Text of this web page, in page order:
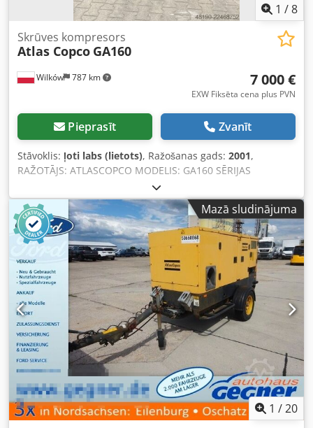
1 /8
Wilków 787 km
Skrūves kompresors
Atlas Copco GA160
7 000 €
EXW Fiksēta cena plus PVN
Pieprasīt Zvanīt
Stāvoklis: ļoti labs (lietots), Ražošanas gads: 2001,
RAŽOTĀJS: ATLASCOPCO MODELIS: GA160 SĒRIJAS
NUMURS: AIF072890 RAŽOŠANAS GADS: 2001 JAUDA (kW):
167 JAUDA (m³/min): 21 PIEDZIŅAS SPIEDIENS (bar): 8,5
DARBA STUNDU SKAITS (REĀLS/KOPĒJAIS): FREKVENCES
PĀRVEIDOTĀJS: nav IEBŪVĒTS ŽĀVĒTĀJS: nav SILUMA
MAIŅTĀJS: nav Dkjdpjzq Afuofx Akmer ATDZEŠANA (GAISA/
ŪDENS): gaisa UZ UZGLABĀTĀJTANKA: nav
DOKUMENTĀCIJA: nav PIEVIENOJUMA TIPS: 3
JAUNS/LIETOTS: LIETOTS
Mazā sludinājuma
1 /20